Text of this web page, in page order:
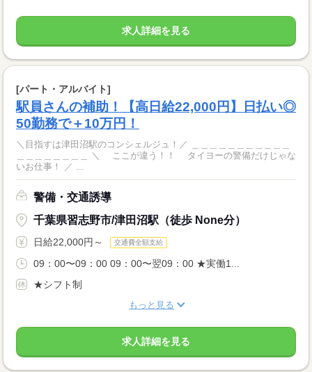
求人詳細を見る
[パート・アルバイト]
駅員さんの補助！【高日給22,000円】日払い◎
50勤務で＋10万円！
＼目指すは津田沼駅のコンシェルジュ！／ ＿＿＿＿＿＿＿＿＿＿＿
いお仕事！ ／ ...
警備・交通誘導
千葉県習志野市/津田沼駅（徒歩 None分）
日給22,000円～ 交通費全額支給
09：00〜09：00 09：00〜翌09：00 ★実働1...
★シフト制
もっと見る
求人詳細を見る